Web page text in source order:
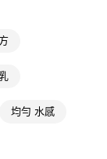
公司將視審查結果
惡意使用之情形，
取法律行動。
均勻 水感